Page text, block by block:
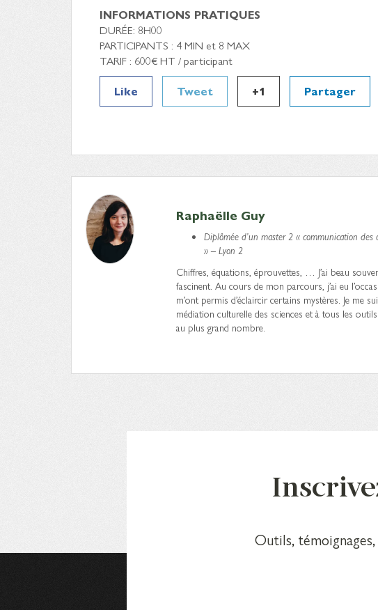
INFORMATIONS PRATIQUES
DURÉE: 8H00
PARTICIPANTS : 4 MIN et 8 MAX
TARIF : 600€ HT / participant
Like
Tweet +1 Partager
Raphaëlle Guy
Diplômée d’un master 2 « communication
» – Lyon 2
Chiffres, équations, éprouvettes, … J’ai beau
fascinent. Au cours de mon parcours, j’ai eu
m’ont permis d’éclaircir certains mystères. Je me
médiation culturelle des sciences et à tous les
au plus grand nombre.
Outils,